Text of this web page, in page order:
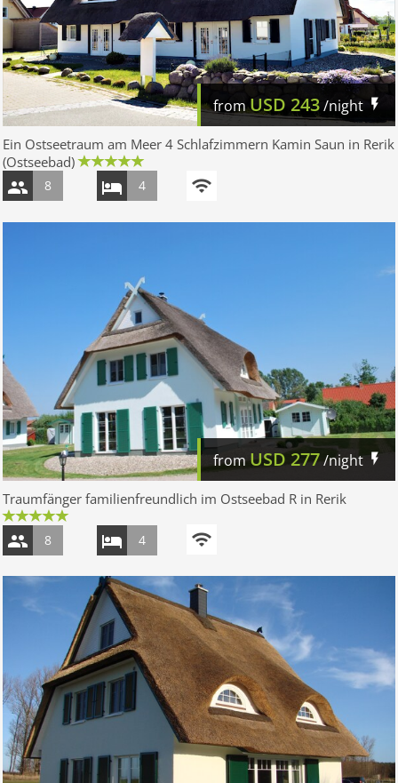
fromUSD 243/night
Ein Ostseetraum am Meer 4 Schlafzimmern Kamin Saun in Rerik
(Ostseebad)
8 4
fromUSD 277/night
Traumfänger familienfreundlich im Ostseebad R in Rerik
8 4